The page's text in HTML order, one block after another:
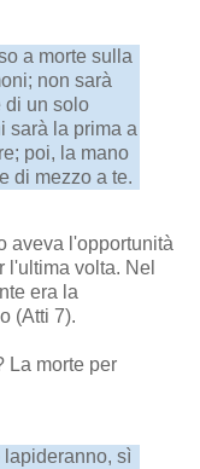
a morte sulla
non sarà
di un solo
sarà la prima a
poi, la mano
di mezzo a te.
aveva l'opportunità
l'ultima volta. Nel
era la
(Atti 7).
La morte per
lapideranno, sì